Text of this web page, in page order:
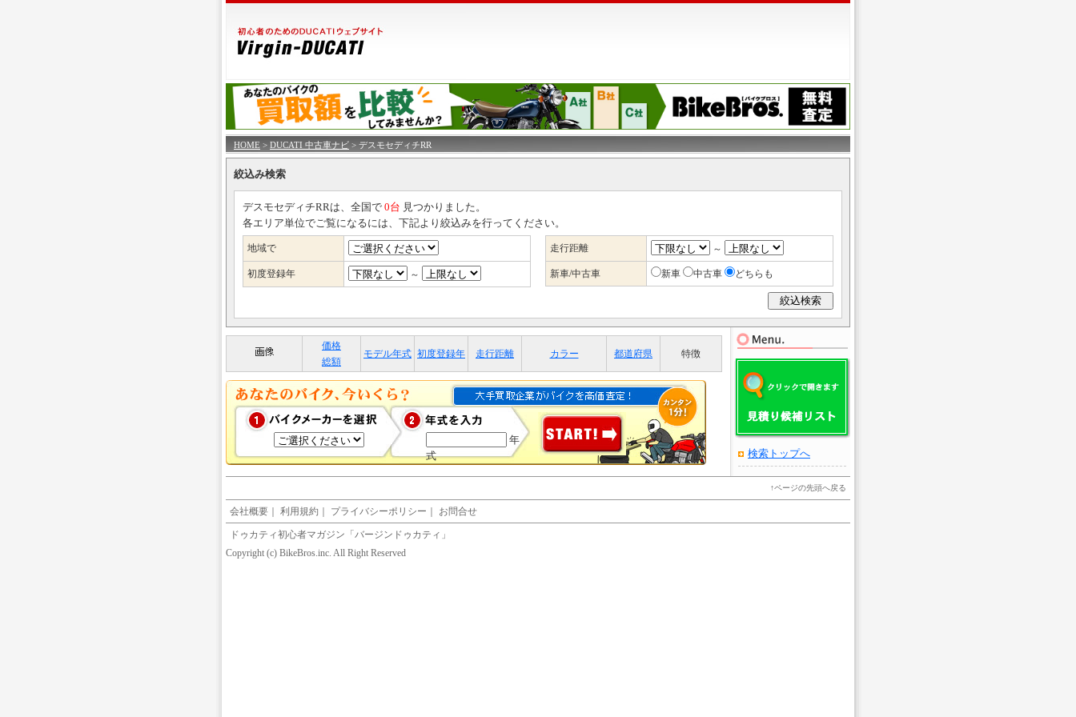
HOME > DUCATI 中古車ナビ > デスモセディチRR
絞込み検索
デスモセディチRRは、全国で 0台 見つかりました。
各エリア単位でご覧になるには、下記より絞込みを行ってください。
地域で
初度登録年 ～
走行距離 ～
新車/中古車 新車 中古車 どちらも
価格
総額
モデル年式 初度登録年 走行距離 カラー 都道府県 特徴
年
式
検索トップへ
↑ページの先頭へ戻る
会社概要 ｜ 利用規約 ｜ プライバシーポリシー ｜ お問合せ
ドゥカティ初心者マガジン「バージンドゥカティ」
Copyright (c) BikeBros.inc. All Right Reserved